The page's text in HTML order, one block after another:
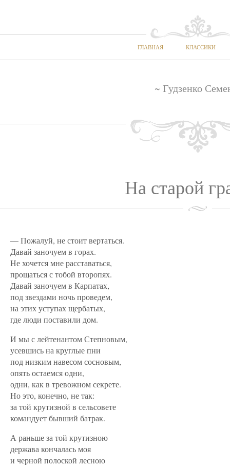
ГЛАВНАЯ КЛАССИКИ
~ Гудзенко
На старой
— Пожалуй, не стоит вертаться.
Давай заночуем в горах.
Не хочется мне расставаться,
прощаться с тобой второпях.
Давай заночуем в Карпатах,
под звездами ночь проведем,
на этих уступах щербатых,
где люди поставили дом.
И мы с лейтенантом Степновым,
усевшись на круглые пни
под низким навесом сосновым,
опять остаемся одни,
одни, как в тревожном секрете.
Но это, конечно, не так:
за той крутизной в сельсовете
командует бывший батрак.
А раньше за той крутизною
держава кончалась моя
и черной полоской лесною